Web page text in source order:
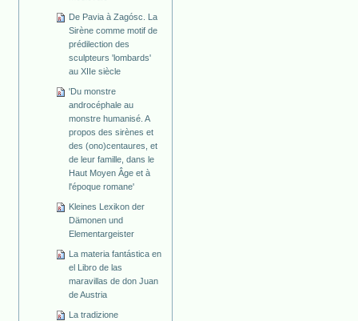
De Pavia à Zagósc. La
Sirène comme motif de
prédilection des
sculpteurs 'lombards'
au XIIe siècle
'Du monstre
androcéphale au
monstre humanisé. A
propos des sirènes et
des (ono)centaures, et
de leur famille, dans le
Haut Moyen Âge et à
l'époque romane'
Kleines Lexikon der
Dämonen und
Elementargeister
La materia fantástica en
el Libro de las
maravillas de don Juan
de Austria
La tradizione